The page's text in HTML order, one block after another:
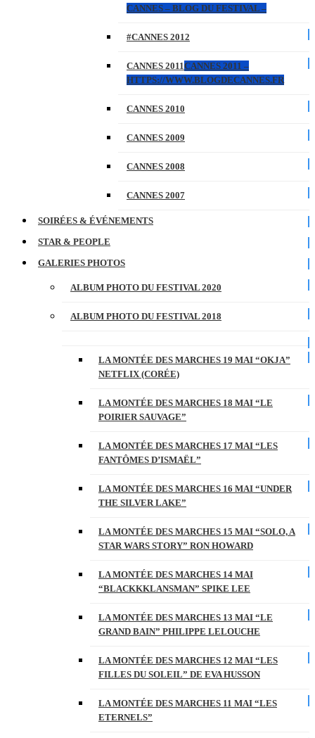
CANNES – BLOG DU FESTIVAL –
#CANNES 2012
CANNES 2011CANNES 2011 –
HTTPS://WWW.BLOGDECANNES.FR
CANNES 2010
CANNES 2009
CANNES 2008
CANNES 2007
SOIRÉES & ÉVÉNEMENTS
STAR & PEOPLE
GALERIES PHOTOS
ALBUM PHOTO DU FESTIVAL 2020
ALBUM PHOTO DU FESTIVAL 2018
LA MONTÉE DES MARCHES 19 MAI “OKJA”
NETFLIX (CORÉE)
LA MONTÉE DES MARCHES 18 MAI “LE
POIRIER SAUVAGE”
LA MONTÉE DES MARCHES 17 MAI “LES
FANTÔMES D’ISMAËL”
LA MONTÉE DES MARCHES 16 MAI “UNDER
THE SILVER LAKE”
LA MONTÉE DES MARCHES 15 MAI “SOLO, A
STAR WARS STORY” RON HOWARD
LA MONTÉE DES MARCHES 14 MAI
“BLACKKKLANSMAN” SPIKE LEE
LA MONTÉE DES MARCHES 13 MAI “LE
GRAND BAIN” PHILIPPE LELOUCHE
LA MONTÉE DES MARCHES 12 MAI “LES
FILLES DU SOLEIL” DE EVA HUSSON
LA MONTÉE DES MARCHES 11 MAI “LES
ETERNELS”